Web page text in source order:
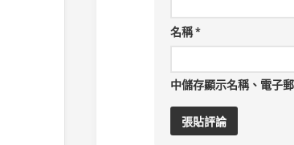
名稱*
中儲存顯示名稱、電子